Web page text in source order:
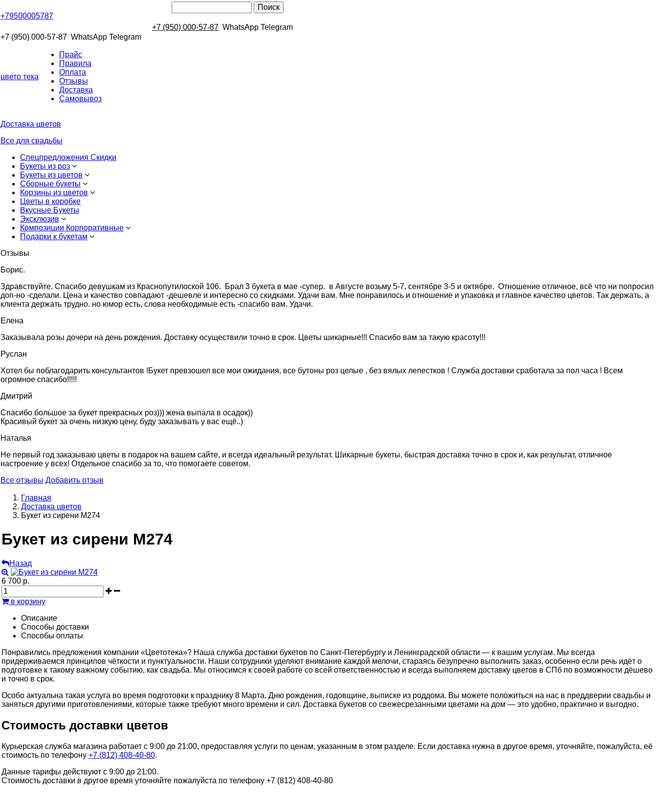
+79500005787
+7 (950) 000-57-87 WhatsApp Telegram
+7 (950) 000-57-87 WhatsApp Telegram
цвето тека
Прайс
Правила
Оплата
Отзывы
Доставка
Самовывоз
Доставка цветов
Все для свадьбы
Спецпредложения Скидки
Букеты из роз
Букеты из цветов
Сборные букеты
Корзины из цветов
Цветы в коробке
Вкусные Букеты
Эксклюзив
Композиции Корпоративные
Подарки к букетам
Отзывы
Борис.
Здравствуйте. Cпасибо девушкам из Краснопутилоской 106. Брал 3 букета в мае -супер. в Августе возьму 5-7, сентябре 3-5 и октябре. Отношение отличное, всё что ни попросил
доп-но -сделали. Цена и качество совпадают -дешевле и интересно со скидками. Удачи вам. Мне понравилось и отношение и упаковка и главное качество цветов. Так держать, а
клиента держать трудно. но юмор есть, слова необходимые есть -спасибо вам. Удачи.
Елена
Заказывала розы дочери на день рождения. Доставку осуществили точно в срок. Цветы шикарные!!! Спасибо вам за такую красоту!!!
Руслан
Хотел бы поблагодарить консультантов !Букет превзошел все мои ожидания, все бутоны роз целые , без вялых лепестков ! Служба доставки сработала за пол часа ! Всем
огромное спасибо!!!!!
Дмитрий
Спасибо большое за букет прекрасных роз))) жена выпала в осадок))
Красивый букет за очень низкую цену, буду заказывать у вас ещё..)
Наталья
Не первый год заказываю цветы в подарок на вашем сайте, и всегда идеальный результат. Шикарные букеты, быстрая доставка точно в срок и, как результат, отличное
настроение у всех! Отдельное спасибо за то, что помогаете советом.
Все отзывы Добавить отзыв
Главная
Доставка цветов
Букет из сирени M274
Букет из сирени M274
Назад
6 700 р.
в корзину
Описание
Способы доставки
Способы оплаты
Понравились предложения компании «Цветотека»? Наша служба доставки букетов по Санкт-Петербургу и Ленинградской области — к вашим услугам. Мы всегда
придерживаемся принципов чёткости и пунктуальности. Наши сотрудники уделяют внимание каждой мелочи, стараясь безупречно выполнить заказ, особенно если речь идёт о
подготовке к такому важному событию, как свадьба. Мы относимся к своей работе со всей ответственностью и всегда выполняем доставку цветов в СПб по возможности дёшево
и точно в срок.
Особо актуальна такая услуга во время подготовки к празднику 8 Марта, Дню рождения, годовщине, выписке из роддома. Вы можете положиться на нас в преддверии свадьбы и
заняться другими приготовлениями, которые также требуют много времени и сил. Доставка букетов со свежесрезанными цветами на дом — это удобно, практично и выгодно.
Стоимость доставки цветов
Курьерская служба магазина работает с 9:00 до 21:00, предоставляя услуги по ценам, указанным в этом разделе. Если доставка нужна в другое время, уточняйте, пожалуйста, её
стоимость по телефону +7 (812) 408-40-80.
Данные тарифы действуют с 9:00 до 21:00.
Стоимость доставки в другое время уточняйте пожалуйста по телефону +7 (812) 408-40-80